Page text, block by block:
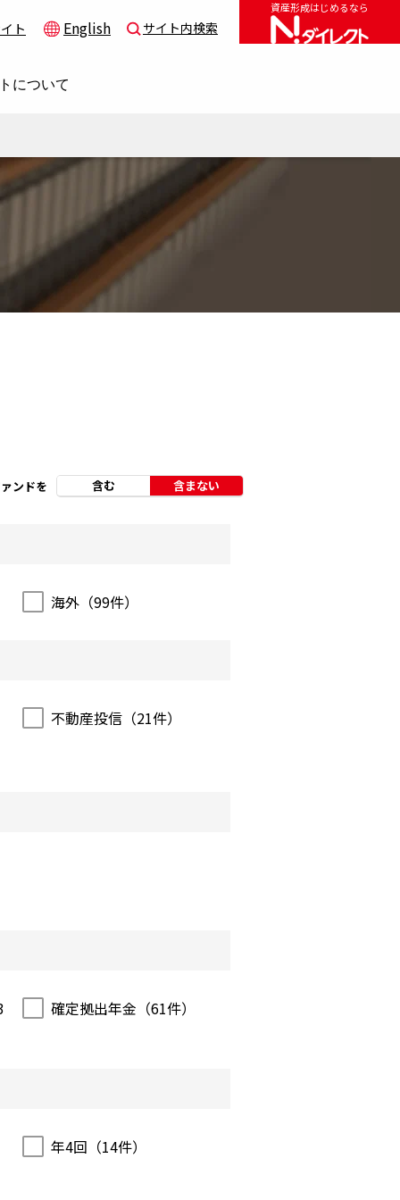
ト English サイト内検索
について
資産形成はじめるなら
ンドを 含む 含まない
海外（99件）
不動産投信（21件）
確定拠出年金（61件）
年4回（14件）